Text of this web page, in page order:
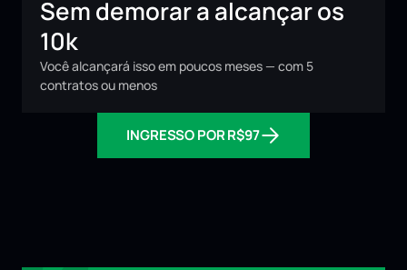
Sem demorar a alcançar os
10k
Você alcançará isso em poucos meses — com 5
contratos ou menos
INGRESSO POR R$97